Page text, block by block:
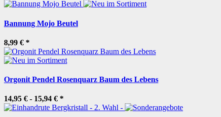
Bannung Mojo Beutel
8,99 € *
Orgonit Pendel Rosenquarz Baum des Lebens
14,95 € - 15,94 € *